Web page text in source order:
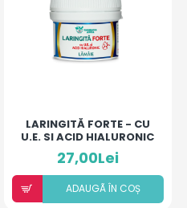
LARINGITĂ FORTE - CU
U.E. SI ACID HIALURONIC
(LĂMÂIE)
27,00Lei
ADAUGÃ ÎN COȘ